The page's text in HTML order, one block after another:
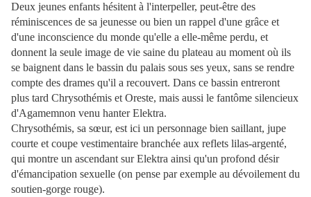
Deux jeunes enfants hésitent à l'interpeller, peut-être des
réminiscences de sa jeunesse ou bien un rappel d'une grâce et
d'une inconscience du monde qu'elle a elle-même perdu, et
donnent la seule image de vie saine du plateau au moment où ils
se baignent dans le bassin du palais sous ses yeux, sans se rendre
compte des drames qu'il a recouvert. Dans ce bassin entreront
plus tard Chrysothémis et Oreste, mais aussi le fantôme silencieux
d'Agamemnon venu hanter Elektra.
Chrysothémis, sa sœur, est ici un personnage bien saillant, jupe
courte et coupe vestimentaire branchée aux reflets lilas-argenté,
qui montre un ascendant sur Elektra ainsi qu'un profond désir
d'émancipation sexuelle (on pense par exemple au dévoilement du
soutien-gorge rouge).